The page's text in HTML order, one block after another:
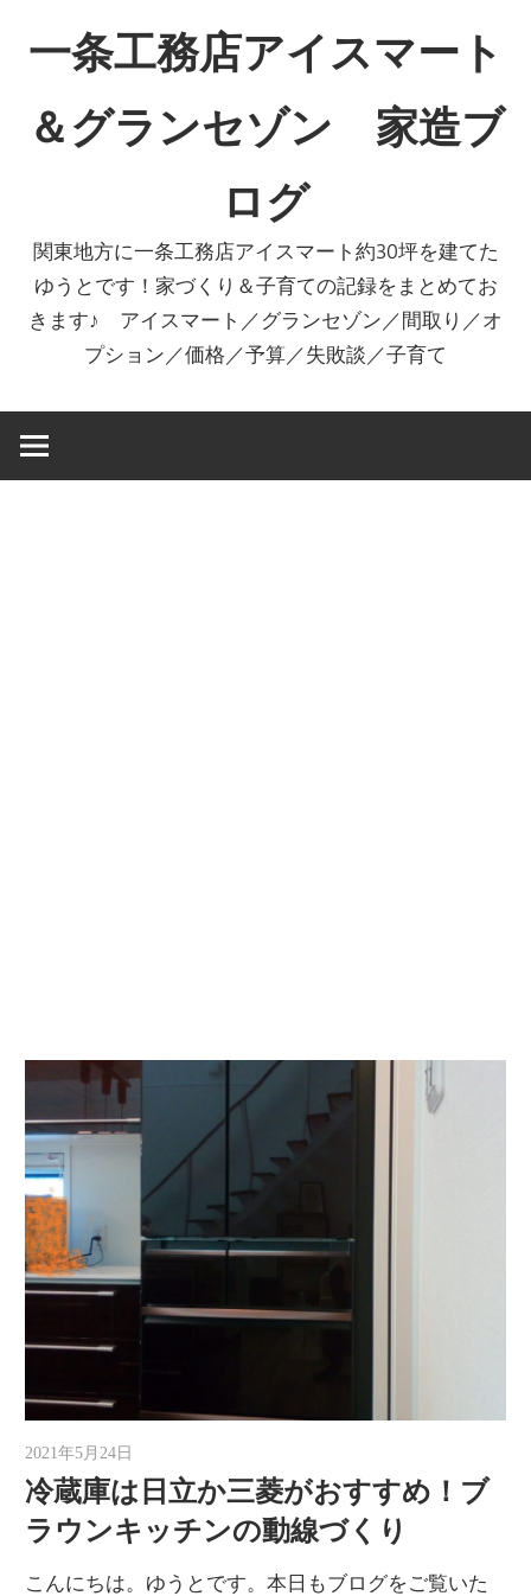
一条工務店アイスマート
＆グランセゾン 家造ブ
ログ
関東地方に一条工務店アイスマート約30坪を建てた
ゆうとです！家づくり＆子育ての記録をまとめてお
きます♪ アイスマート／グランセゾン／間取り／オ
プション／価格／予算／失敗談／子育て
2021年5月24日
冷蔵庫は日立か三菱がおすすめ！ブ
ラウンキッチンの動線づくり
こんにちは。ゆうとです。本日もブログをご覧いた